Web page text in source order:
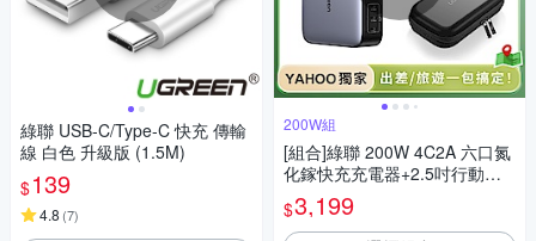
綠聯 USB-C/Type-C 快充 傳輸
線 白色 升級版 (1.5M)
$139
4.8 (7)
200W組
[組合]綠聯 200W 4C2A 六口氮
化鎵快充充電器+2.5吋行動硬
碟防震保護包+100W 雙USB-C
快充充電線/傳輸線
$3,199